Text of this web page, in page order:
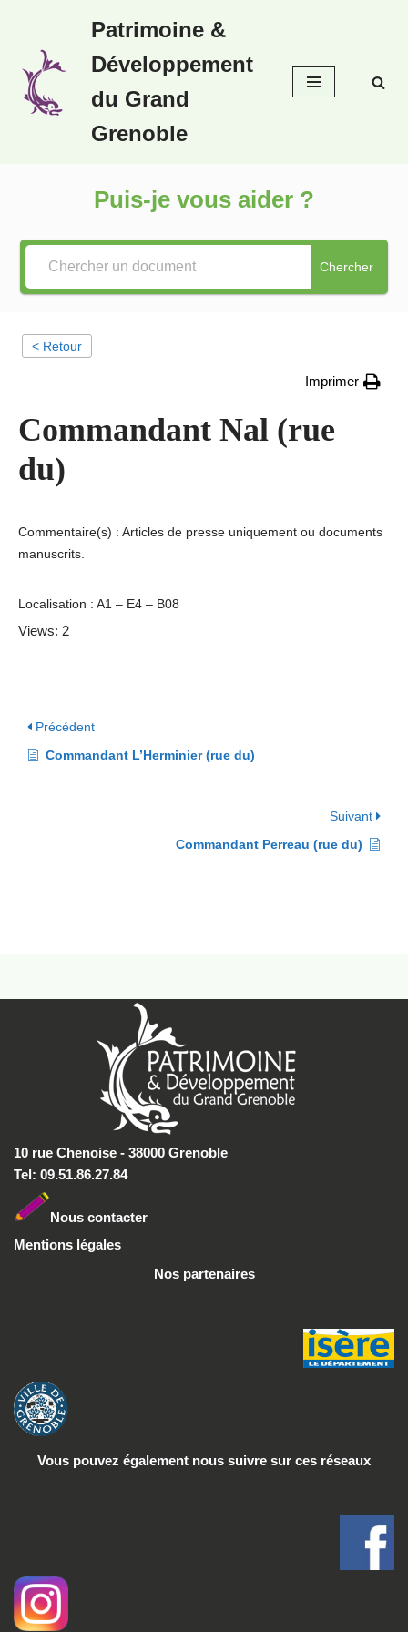
au
contenu
Patrimoine &
Développement
du Grand
Grenoble
Puis-je vous aider ?
Chercher
< Retour
Imprimer
Commandant Nal (rue
du)
Commentaire(s) : Articles de presse uniquement ou documents
manuscrits.
Localisation : A1 – E4 – B08
Views: 2
Précédent
Commandant L’Herminier (rue du)
Suivant
Commandant Perreau (rue du)
10 rue Chenoise - 38000 Grenoble
Tel: 09.51.86.27.84
Nous contacter
Mentions légales
Nos partenaires
Vous pouvez également nous suivre sur ces réseaux